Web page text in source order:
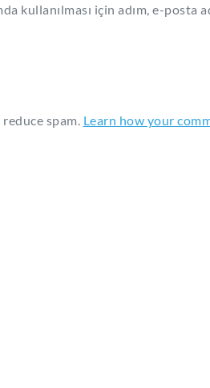
kullanılması için adım, e-posta
spam. Learn how your